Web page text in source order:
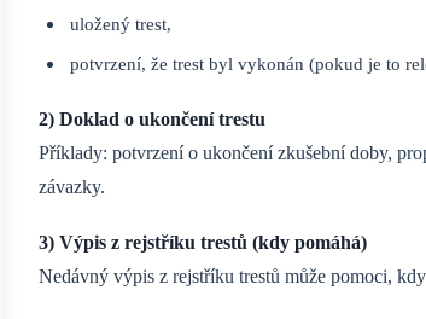
uložený trest,
potvrzení, že trest byl vykonán (pokud je to
2) Doklad o ukončení trestu
Příklady: potvrzení o ukončení zkušební doby,
závazky.
3) Výpis z rejstříku trestů (kdy pomáhá)
Nedávný výpis z rejstříku trestů může pomoci,